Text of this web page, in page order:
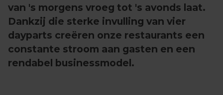
van 's morgens vroeg tot 's avonds laat.
Dankzij die sterke invulling van vier
dayparts creëren onze restaurants een
constante stroom aan gasten en een
rendabel businessmodel.